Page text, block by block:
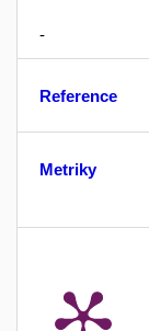
-
Reference
Metriky